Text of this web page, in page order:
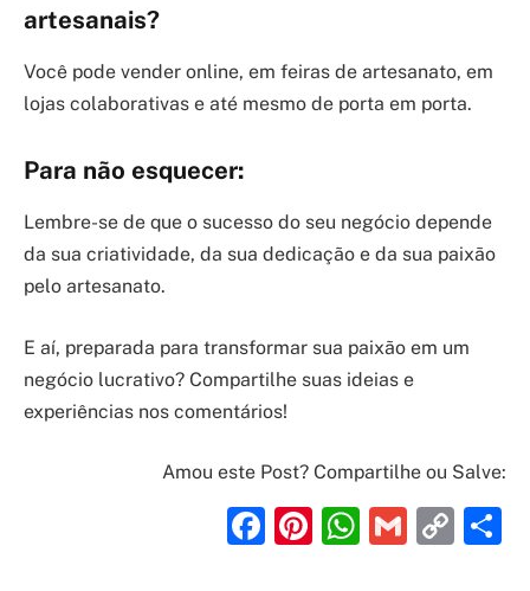
artesanais?
Você pode vender online, em feiras de artesanato, em
lojas colaborativas e até mesmo de porta em porta.
Para não esquecer:
Lembre-se de que o sucesso do seu negócio depende
da sua criatividade, da sua dedicação e da sua paixão
pelo artesanato.
E aí, preparada para transformar sua paixão em um
negócio lucrativo? Compartilhe suas ideias e
experiências nos comentários!
Amou este Post? Compartilhe ou Salve:
Facebook
Pinterest
Gmail